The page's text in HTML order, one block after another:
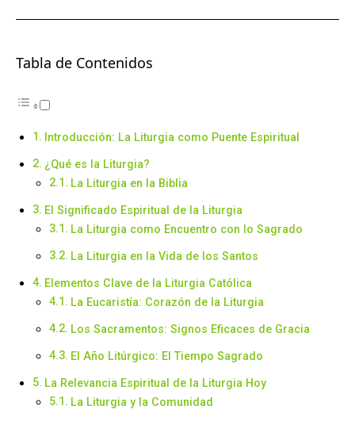
Tabla de Contenidos
Introducción: La Liturgia como Puente Espiritual
¿Qué es la Liturgia?
La Liturgia en la Biblia
El Significado Espiritual de la Liturgia
La Liturgia como Encuentro con lo Sagrado
La Liturgia en la Vida de los Santos
Elementos Clave de la Liturgia Católica
La Eucaristía: Corazón de la Liturgia
Los Sacramentos: Signos Eficaces de Gracia
El Año Litúrgico: El Tiempo Sagrado
La Relevancia Espiritual de la Liturgia Hoy
La Liturgia y la Comunidad